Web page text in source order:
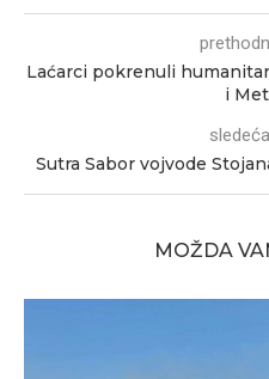
Laćarci pokrenuli
i
Sutra Sabor vojvode
MOŽDA